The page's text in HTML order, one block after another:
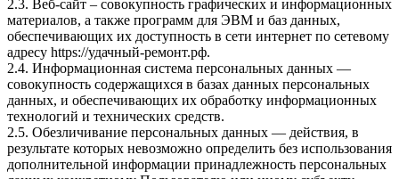
2.3. Веб-сайт – совокупность графических и информационных
материалов, а также программ для ЭВМ и баз данных,
обеспечивающих их доступность в сети интернет по сетевому
адресу https://удачный-ремонт.рф.
2.4. Информационная система персональных данных —
совокупность содержащихся в базах данных персональных
данных, и обеспечивающих их обработку информационных
технологий и технических средств.
2.5. Обезличивание персональных данных — действия, в
результате которых невозможно определить без использования
дополнительной информации принадлежность персональных